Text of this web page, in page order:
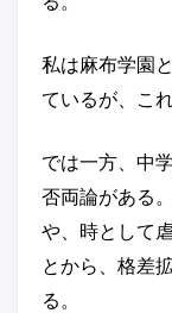
私は麻布学園
ているが、こ
では一方、中
否両論がある
や、時として
とから、格差
る。